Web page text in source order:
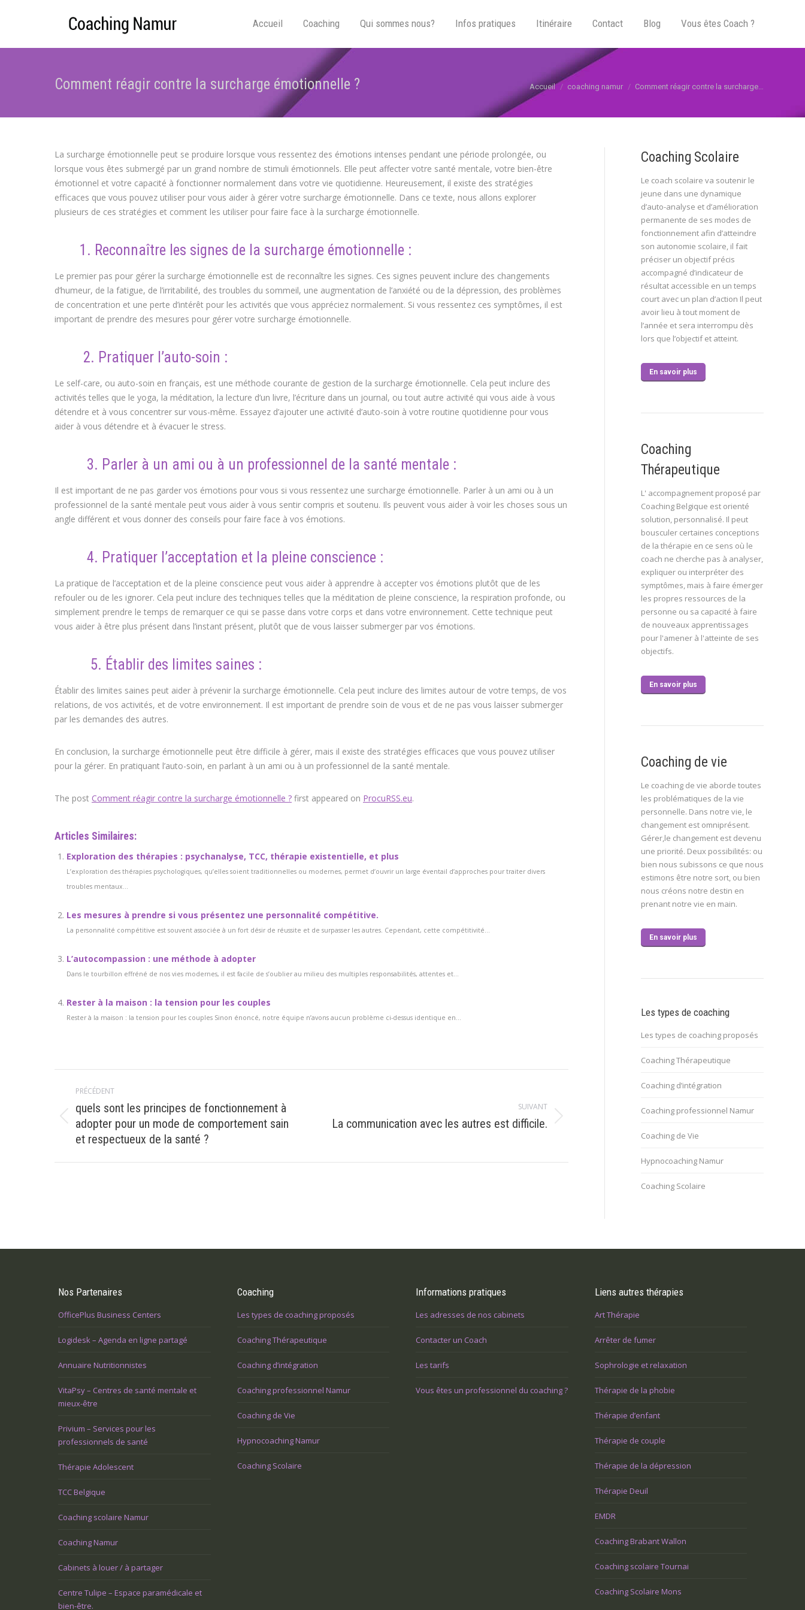
Accueil Coaching Qui sommes nous? Infos pratiques Itinéraire Contact Blog Vous êtes Coach ?
Comment réagir contre la surcharge émotionnelle ? Vous êtes ici :
Accueil coaching namur Comment réagir contre la surcharge…
La surcharge émotionnelle peut se produire lorsque vous ressentez des émotions intenses pendant une période prolongée, ou
lorsque vous êtes submergé par un grand nombre de stimuli émotionnels. Elle peut affecter votre santé mentale, votre bien-être
émotionnel et votre capacité à fonctionner normalement dans votre vie quotidienne. Heureusement, il existe des stratégies
efficaces que vous pouvez utiliser pour vous aider à gérer votre surcharge émotionnelle. Dans ce texte, nous allons explorer
plusieurs de ces stratégies et comment les utiliser pour faire face à la surcharge émotionnelle.
1. Reconnaître les signes de la surcharge émotionnelle :
Le premier pas pour gérer la surcharge émotionnelle est de reconnaître les signes. Ces signes peuvent inclure des changements
d’humeur, de la fatigue, de l’irritabilité, des troubles du sommeil, une augmentation de l’anxiété ou de la dépression, des problèmes
de concentration et une perte d’intérêt pour les activités que vous appréciez normalement. Si vous ressentez ces symptômes, il est
important de prendre des mesures pour gérer votre surcharge émotionnelle.
2. Pratiquer l’auto-soin :
Le self-care, ou auto-soin en français, est une méthode courante de gestion de la surcharge émotionnelle. Cela peut inclure des
activités telles que le yoga, la méditation, la lecture d’un livre, l’écriture dans un journal, ou tout autre activité qui vous aide à vous
détendre et à vous concentrer sur vous-même. Essayez d’ajouter une activité d’auto-soin à votre routine quotidienne pour vous
aider à vous détendre et à évacuer le stress.
3. Parler à un ami ou à un professionnel de la santé mentale :
Il est important de ne pas garder vos émotions pour vous si vous ressentez une surcharge émotionnelle. Parler à un ami ou à un
professionnel de la santé mentale peut vous aider à vous sentir compris et soutenu. Ils peuvent vous aider à voir les choses sous un
angle différent et vous donner des conseils pour faire face à vos émotions.
4. Pratiquer l’acceptation et la pleine conscience :
La pratique de l’acceptation et de la pleine conscience peut vous aider à apprendre à accepter vos émotions plutôt que de les
refouler ou de les ignorer. Cela peut inclure des techniques telles que la méditation de pleine conscience, la respiration profonde, ou
simplement prendre le temps de remarquer ce qui se passe dans votre corps et dans votre environnement. Cette technique peut
vous aider à être plus présent dans l’instant présent, plutôt que de vous laisser submerger par vos émotions.
5. Établir des limites saines :
Établir des limites saines peut aider à prévenir la surcharge émotionnelle. Cela peut inclure des limites autour de votre temps, de vos
relations, de vos activités, et de votre environnement. Il est important de prendre soin de vous et de ne pas vous laisser submerger
par les demandes des autres.
En conclusion, la surcharge émotionnelle peut être difficile à gérer, mais il existe des stratégies efficaces que vous pouvez utiliser
pour la gérer. En pratiquant l’auto-soin, en parlant à un ami ou à un professionnel de la santé mentale.
The post Comment réagir contre la surcharge émotionnelle ? first appeared on ProcuRSS.eu.
Articles Similaires:
Exploration des thérapies : psychanalyse, TCC, thérapie existentielle, et plus
L’exploration des thérapies psychologiques, qu’elles soient traditionnelles ou modernes, permet d’ouvrir un large éventail d’approches pour traiter divers
troubles mentaux...
Les mesures à prendre si vous présentez une personnalité compétitive.
La personnalité compétitive est souvent associée à un fort désir de réussite et de surpasser les autres. Cependant, cette compétitivité...
L’autocompassion : une méthode à adopter
Dans le tourbillon effréné de nos vies modernes, il est facile de s’oublier au milieu des multiples responsabilités, attentes et...
Rester à la maison : la tension pour les couples
Rester à la maison : la tension pour les couples Sinon énoncé, notre équipe n’avons aucun problème ci-dessus identique en...
article
PRÉCÉDENT
Article
précédent
quels sont les principes de fonctionnement à
adopter pour un mode de comportement sain
et respectueux de la santé ?
SUIVANT
Article
La communication avec les autres est difficile.
Coaching Scolaire
Le coach scolaire va soutenir le
jeune dans une dynamique
d’auto-analyse et d’amélioration
permanente de ses modes de
fonctionnement afin d’atteindre
son autonomie scolaire, il fait
préciser un objectif précis
accompagné d’indicateur de
résultat accessible en un temps
court avec un plan d’action Il peut
avoir lieu à tout moment de
l’année et sera interrompu dès
lors que l’objectif et atteint.
En savoir plus
Coaching
Thérapeutique
L' accompagnement proposé par
Coaching Belgique est orienté
solution, personnalisé. Il peut
bousculer certaines conceptions
de la thérapie en ce sens où le
coach ne cherche pas à analyser,
expliquer ou interpréter des
symptômes, mais à faire émerger
les propres ressources de la
personne ou sa capacité à faire
de nouveaux apprentissages
pour l'amener à l'atteinte de ses
objectifs.
En savoir plus
Coaching de vie
Le coaching de vie aborde toutes
les problématiques de la vie
personnelle. Dans notre vie, le
changement est omniprésent.
Gérer,le changement est devenu
une priorité. Deux possibilités: ou
bien nous subissons ce que nous
estimons être notre sort, ou bien
nous créons notre destin en
prenant notre vie en main.
En savoir plus
Les types de coaching
Les types de coaching proposés
Coaching Thérapeutique
Coaching d’intégration
Coaching professionnel Namur
Coaching de Vie
Hypnocoaching Namur
Coaching Scolaire
Nos Partenaires
OfficePlus Business Centers
Logidesk – Agenda en ligne partagé
Annuaire Nutritionnistes
VitaPsy – Centres de santé mentale et
mieux-être
Privium – Services pour les
professionnels de santé
Thérapie Adolescent
TCC Belgique
Coaching scolaire Namur
Coaching Namur
Cabinets à louer / à partager
Centre Tulipe – Espace paramédicale et
bien-être.
Coaching
Les types de coaching proposés
Coaching Thérapeutique
Coaching d’intégration
Coaching professionnel Namur
Coaching de Vie
Hypnocoaching Namur
Coaching Scolaire
Informations pratiques
Les adresses de nos cabinets
Contacter un Coach
Les tarifs
Vous êtes un professionnel du coaching ?
Liens autres thérapies
Art Thérapie
Arrêter de fumer
Sophrologie et relaxation
Thérapie de la phobie
Thérapie d’enfant
Thérapie de couple
Thérapie de la dépression
Thérapie Deuil
EMDR
Coaching Brabant Wallon
Coaching scolaire Tournai
Coaching Scolaire Mons